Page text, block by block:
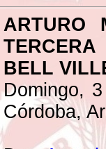
ARTURO
BELL
Domingo,
Córdoba,